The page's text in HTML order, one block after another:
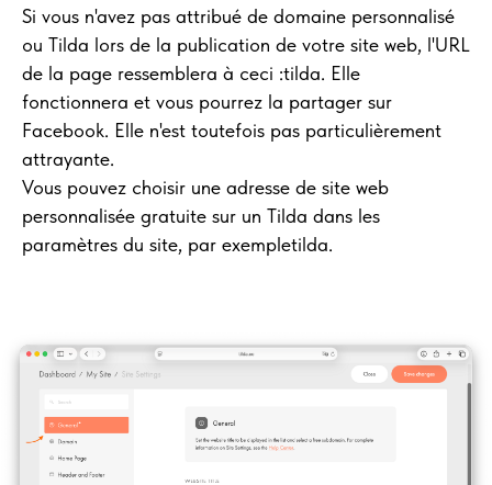
Si vous n'avez pas attribué de domaine personnalisé
ou Tilda lors de la publication de votre site web, l'URL
de la page ressemblera à ceci :tilda. Elle
fonctionnera et vous pourrez la partager sur
Facebook. Elle n'est toutefois pas particulièrement
attrayante.
Vous pouvez choisir une adresse de site web
personnalisée gratuite sur un Tilda dans les
paramètres du site, par exempletilda.